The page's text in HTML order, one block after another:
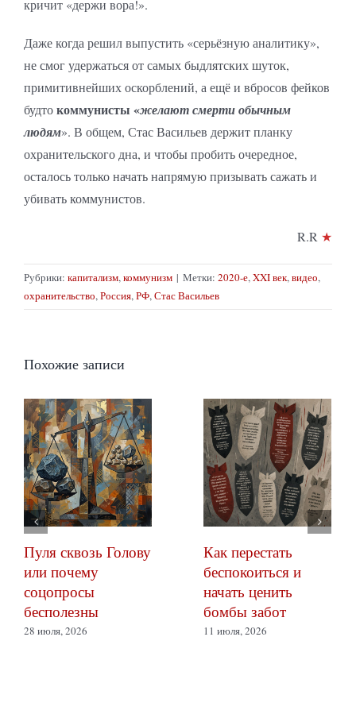
кричит «держи вора!».
Даже когда решил выпустить «серьёзную аналитику»,
не смог удержаться от самых быдлятских шуток,
примитивнейших оскорблений, а ещё и вбросов фейков
будтокоммунисты «желают смерти обычным
людям». В общем, Стас Васильев держит планку
охранительского дна, и чтобы пробить очередное,
осталось только начать напрямую призывать сажать и
убивать коммунистов.
R.R ★
Рубрики: капитализм,коммунизм | Метки: 2020-е,XXI век,видео,
охранительство,Россия,РФ,Стас Васильев
Похожие записи
Пуля сквозь Голову
или почему
соцопросы
бесполезны
28 июля, 2026
Как перестать
беспокоиться и
начать ценить
бомбы забот
11 июля, 2026